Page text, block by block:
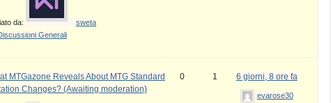
da:
sweta
Generali
MTGazone Reveals About MTG Standard
Changes? (Awaiting moderation)
0 1 6 giorni, 8 ore fa
evarose30